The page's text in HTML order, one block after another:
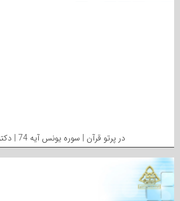
در پرتو قرآن | سوره یونس آیه 74 | دکتر حاجیان